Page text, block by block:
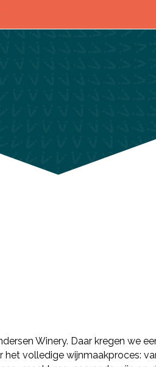
Winery. Daar kregen we
het volledige wijnmaakproces: